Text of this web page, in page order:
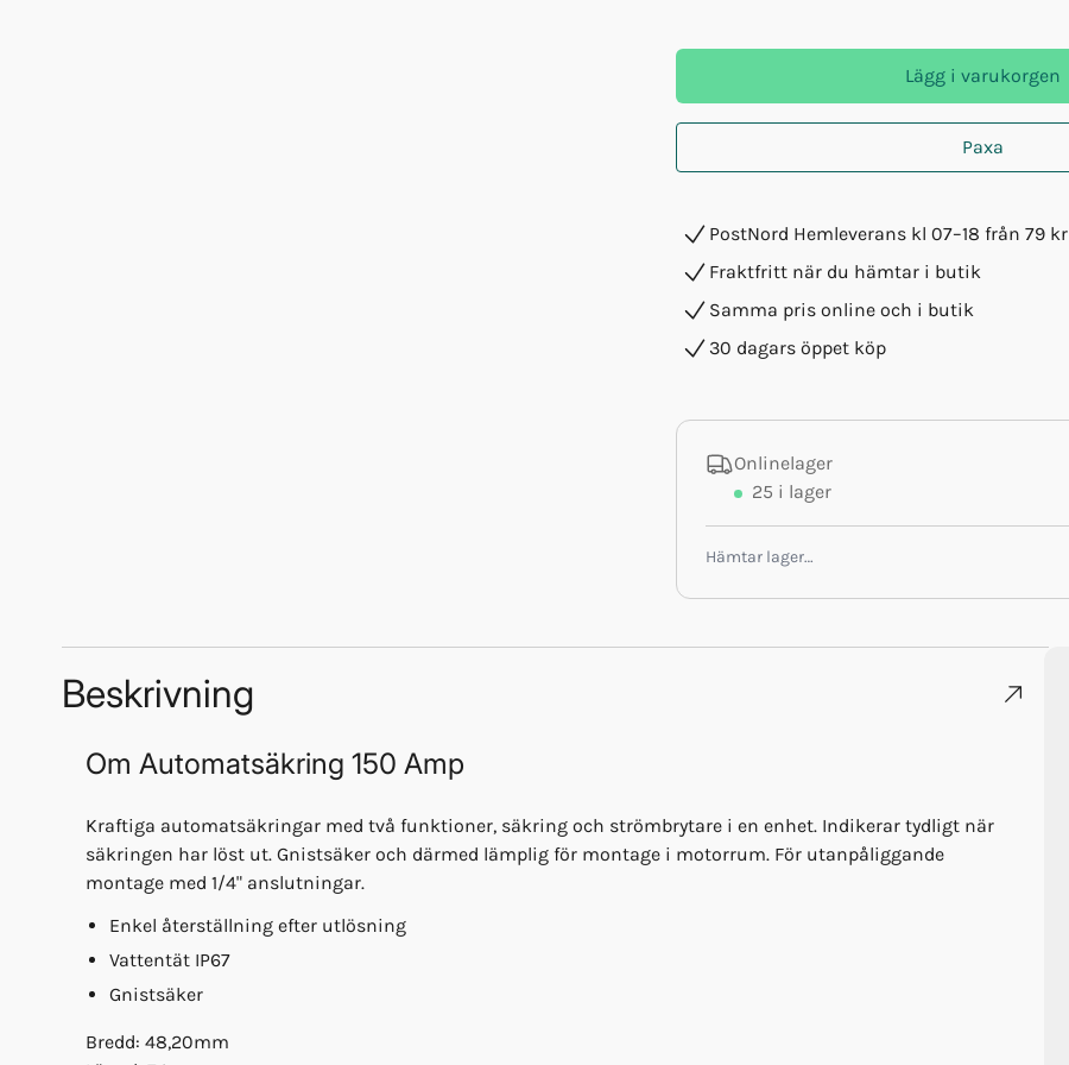
Lägg i varukorgen
Paxa
PostNord Hemleverans kl 07–18 från 79 kr
Fraktfritt när du hämtar i butik
Samma pris online och i butik
30 dagars öppet köp
Onlinelager
25 i lager
Hämtar lager…
Beskrivning
Om Automatsäkring 150 Amp
Kraftiga automatsäkringar med två funktioner, säkring och strömbrytare i en enhet. Indikerar tydligt när
säkringen har löst ut. Gnistsäker och därmed lämplig för montage i motorrum. För utanpåliggande
montage med 1/4" anslutningar.
Enkel återställning efter utlösning
Vattentät IP67
Gnistsäker
Bredd: 48,20mm